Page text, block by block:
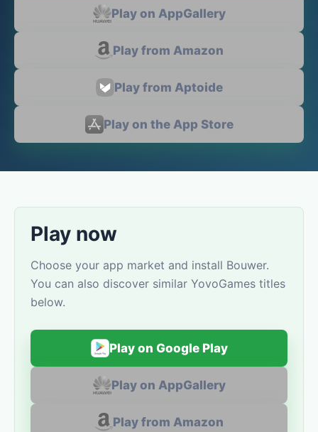
Play on AppGallery
Play from Amazon
Play from Aptoide
Play on the App Store
Play now
Choose your app market and install Bouwer.
You can also discover similar YovoGames titles
below.
Play on Google Play
Play on AppGallery
Play from Amazon